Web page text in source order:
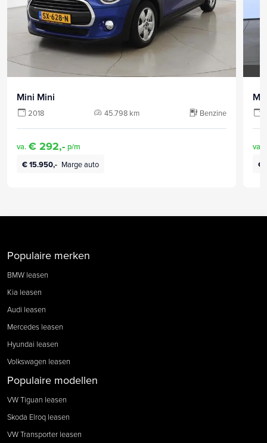
Mini Mini
2018 45.798 km Benzine
va. € 292,- p/m
€ 15.950,- Marge auto
va.
€
Populaire merken
BMW leasen
Kia leasen
Audi leasen
Mercedes leasen
Hyundai leasen
Volkswagen leasen
Populaire modellen
VW Tiguan leasen
Skoda Elroq leasen
VW Transporter leasen